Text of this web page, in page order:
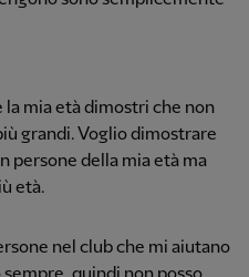
la mia età dimostri che non
grandi. Voglio dimostrare
persone della mia età ma
età.
nel club che mi aiutano